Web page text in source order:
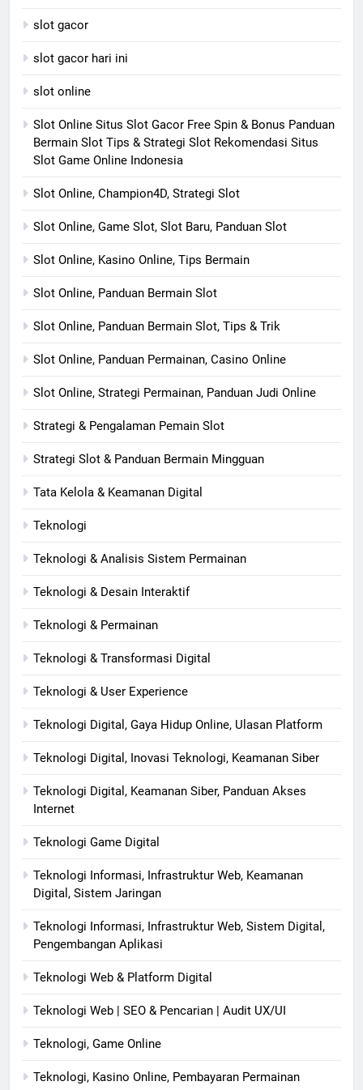
slot gacor
slot gacor hari ini
slot online
Slot Online Situs Slot Gacor Free Spin & Bonus Panduan
Bermain Slot Tips & Strategi Slot Rekomendasi Situs
Slot Game Online Indonesia
Slot Online, Champion4D, Strategi Slot
Slot Online, Game Slot, Slot Baru, Panduan Slot
Slot Online, Kasino Online, Tips Bermain
Slot Online, Panduan Bermain Slot
Slot Online, Panduan Bermain Slot, Tips & Trik
Slot Online, Panduan Permainan, Casino Online
Slot Online, Strategi Permainan, Panduan Judi Online
Strategi & Pengalaman Pemain Slot
Strategi Slot & Panduan Bermain Mingguan
Tata Kelola & Keamanan Digital
Teknologi
Teknologi & Analisis Sistem Permainan
Teknologi & Desain Interaktif
Teknologi & Permainan
Teknologi & Transformasi Digital
Teknologi & User Experience
Teknologi Digital, Gaya Hidup Online, Ulasan Platform
Teknologi Digital, Inovasi Teknologi, Keamanan Siber
Teknologi Digital, Keamanan Siber, Panduan Akses
Internet
Teknologi Game Digital
Teknologi Informasi, Infrastruktur Web, Keamanan
Digital, Sistem Jaringan
Teknologi Informasi, Infrastruktur Web, Sistem Digital,
Pengembangan Aplikasi
Teknologi Web & Platform Digital
Teknologi Web | SEO & Pencarian | Audit UX/UI
Teknologi, Game Online
Teknologi, Kasino Online, Pembayaran Permainan